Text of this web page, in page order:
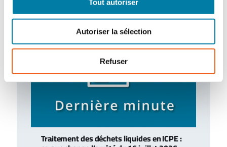
Tout autoriser
Autoriser la sélection
Refuser
Traitement des déchets liquides en ICPE :